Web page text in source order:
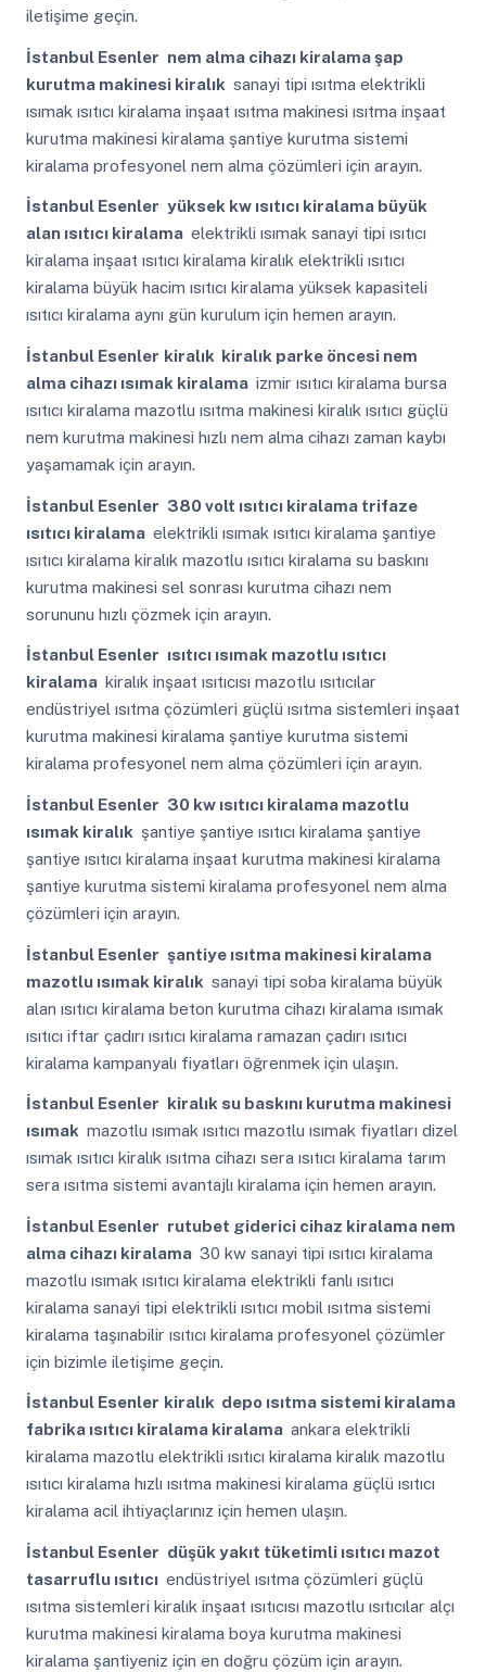
iletişime geçin.
İstanbul Esenler nem alma cihazı kiralama şap
kurutma makinesi kiralık sanayi tipi ısıtma elektrikli
ısımak ısıtıcı kiralama inşaat ısıtma makinesi ısıtma inşaat
kurutma makinesi kiralama şantiye kurutma sistemi
kiralama profesyonel nem alma çözümleri için arayın.
İstanbul Esenler yüksek kw ısıtıcı kiralama büyük
alan ısıtıcı kiralama elektrikli ısımak sanayi tipi ısıtıcı
kiralama inşaat ısıtıcı kiralama kiralık elektrikli ısıtıcı
kiralama büyük hacim ısıtıcı kiralama yüksek kapasiteli
ısıtıcı kiralama aynı gün kurulum için hemen arayın.
İstanbul Esenler kiralık kiralık parke öncesi nem
alma cihazı ısımak kiralama izmir ısıtıcı kiralama bursa
ısıtıcı kiralama mazotlu ısıtma makinesi kiralık ısıtıcı güçlü
nem kurutma makinesi hızlı nem alma cihazı zaman kaybı
yaşamamak için arayın.
İstanbul Esenler 380 volt ısıtıcı kiralama trifaze
ısıtıcı kiralama elektrikli ısımak ısıtıcı kiralama şantiye
ısıtıcı kiralama kiralık mazotlu ısıtıcı kiralama su baskını
kurutma makinesi sel sonrası kurutma cihazı nem
sorununu hızlı çözmek için arayın.
İstanbul Esenler ısıtıcı ısımak mazotlu ısıtıcı
kiralama kiralık inşaat ısıtıcısı mazotlu ısıtıcılar
endüstriyel ısıtma çözümleri güçlü ısıtma sistemleri inşaat
kurutma makinesi kiralama şantiye kurutma sistemi
kiralama profesyonel nem alma çözümleri için arayın.
İstanbul Esenler 30 kw ısıtıcı kiralama mazotlu
ısımak kiralık şantiye şantiye ısıtıcı kiralama şantiye
şantiye ısıtıcı kiralama inşaat kurutma makinesi kiralama
şantiye kurutma sistemi kiralama profesyonel nem alma
çözümleri için arayın.
İstanbul Esenler şantiye ısıtma makinesi kiralama
mazotlu ısımak kiralık sanayi tipi soba kiralama büyük
alan ısıtıcı kiralama beton kurutma cihazı kiralama ısımak
ısıtıcı iftar çadırı ısıtıcı kiralama ramazan çadırı ısıtıcı
kiralama kampanyalı fiyatları öğrenmek için ulaşın.
İstanbul Esenler kiralık su baskını kurutma makinesi
ısımak mazotlu ısımak ısıtıcı mazotlu ısımak fiyatları dizel
ısımak ısıtıcı kiralık ısıtma cihazı sera ısıtıcı kiralama tarım
sera ısıtma sistemi avantajlı kiralama için hemen arayın.
İstanbul Esenler rutubet giderici cihaz kiralama nem
alma cihazı kiralama 30 kw sanayi tipi ısıtıcı kiralama
mazotlu ısımak ısıtıcı kiralama elektrikli fanlı ısıtıcı
kiralama sanayi tipi elektrikli ısıtıcı mobil ısıtma sistemi
kiralama taşınabilir ısıtıcı kiralama profesyonel çözümler
için bizimle iletişime geçin.
İstanbul Esenler kiralık depo ısıtma sistemi kiralama
fabrika ısıtıcı kiralama kiralama ankara elektrikli
kiralama mazotlu elektrikli ısıtıcı kiralama kiralık mazotlu
ısıtıcı kiralama hızlı ısıtma makinesi kiralama güçlü ısıtıcı
kiralama acil ihtiyaçlarınız için hemen ulaşın.
İstanbul Esenler düşük yakıt tüketimli ısıtıcı mazot
tasarruflu ısıtıcı endüstriyel ısıtma çözümleri güçlü
ısıtma sistemleri kiralık inşaat ısıtıcısı mazotlu ısıtıcılar alçı
kurutma makinesi kiralama boya kurutma makinesi
kiralama şantiyeniz için en doğru çözüm için arayın.